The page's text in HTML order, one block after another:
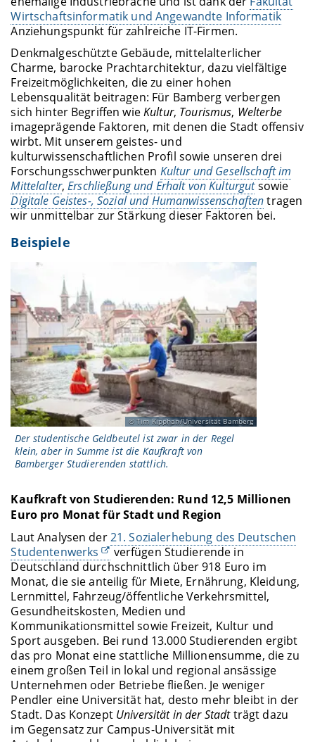
Wirtschaftsinformatik und Angewandte Informatik
Anziehungspunkt für zahlreiche IT-Firmen.
Denkmalgeschützte Gebäude, mittelalterlicher
Charme, barocke Prachtarchitektur, dazu vielfältige
Freizeitmöglichkeiten, die zu einer hohen
Lebensqualität beitragen: Für Bamberg verbergen
sich hinter Begriffen wieKultur, Tourismus, Welterbe
imageprägende Faktoren, mit denen die Stadt offensiv
wirbt. Mit unserem geistes- und
kulturwissenschaftlichen Profil sowie unseren drei
Forschungsschwerpunkten Kultur und Gesellschaft im
Mittelalter,Erschließung und Erhalt von Kulturgutsowie
Digitale Geistes-, Sozial und Humanwissenschaftentragen
wir unmittelbar zur Stärkung dieser Faktoren bei.
Beispiele
Tim Kipphan/Universität Bamberg
Der studentische Geldbeutel ist zwar in der Regel
klein, aber in Summe ist die Kaufkraft von
Bamberger Studierenden stattlich.
Kaufkraft von Studierenden: Rund 12,5 Millionen
Euro pro Monat für Stadt und Region
Laut Analysen der21. Sozialerhebung des Deutschen
Studentenwerks
verfügen Studierende in
Deutschland durchschnittlich über 918 Euro im
Monat, die sie anteilig für Miete, Ernährung, Kleidung,
Lernmittel, Fahrzeug/öffentliche Verkehrsmittel,
Gesundheitskosten, Medien und
Kommunikationsmittel sowie Freizeit, Kultur und
Sport ausgeben. Bei rund 13.000 Studierenden ergibt
das pro Monat eine stattliche Millionensumme, die zu
einem großen Teil in lokal und regional ansässige
Unternehmen oder Betriebe fließen. Je weniger
Pendler eine Universität hat, desto mehr bleibt in der
Stadt. Das Konzept Universität in der Stadtträgt dazu
im Gegensatz zur Campus-Universität mit